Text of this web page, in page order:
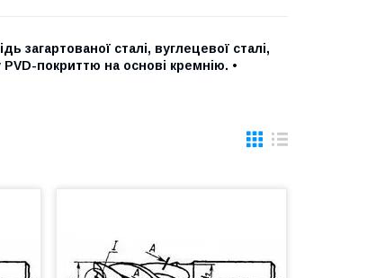
загартованої сталі, вуглецевої сталі,
PVD-покриттю на основі кремнію. •